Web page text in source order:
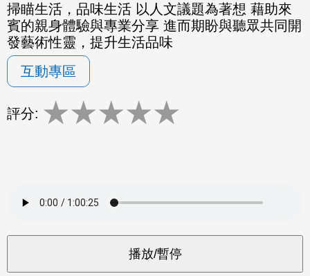
掃瞄生活，品味生活 以人文議題為著想 藉助來
賓的親身體驗與專業分享 進而期盼與聽眾共同開
發藝術性靈，提升生活品味
互動專區
評分: ★★★★★